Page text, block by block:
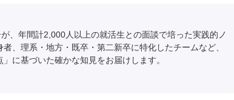
、年間計2,000人以上の就活生との面談で培った実践的ノ
、理系・地方・既卒・第二新卒に特化したチームなど、
に基づいた確かな知見をお届けします。